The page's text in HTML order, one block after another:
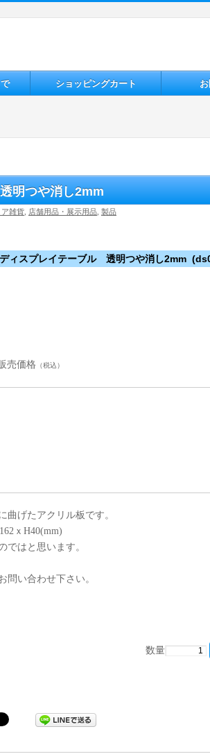
ショッピングカート
明つや消し2mm
ア雑貨 店舗用品・展示用品 製品
ディスプレイテーブル 透明つや消し2mm
売価格 （税込）
曲げたアクリル板です。
ｘH40(mm)
ではと思います。
問い合わせ下さい。
数量